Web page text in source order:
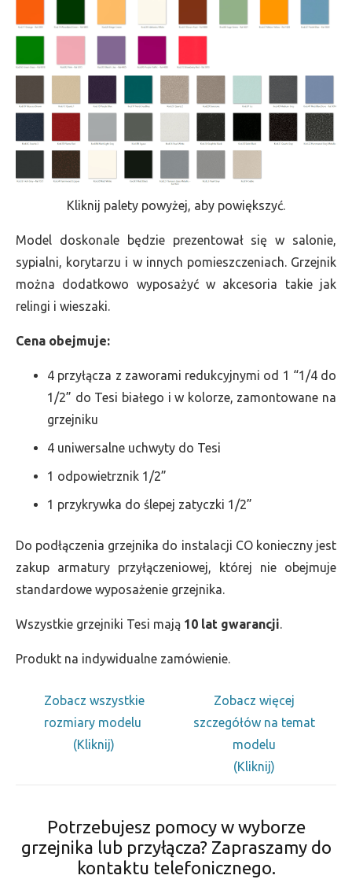
Kliknij palety powyżej, aby powiększyć.
Model doskonale będzie prezentował się w salonie,
sypialni, korytarzu i w innych pomieszczeniach. Grzejnik
można dodatkowo wyposażyć w akcesoria takie jak
relingi i wieszaki.
Cena obejmuje:
4 przyłącza z zaworami redukcyjnymi od 1 “1/4 do
1/2” do Tesi białego i w kolorze, zamontowane na
grzejniku
4 uniwersalne uchwyty do Tesi
1 odpowietrznik 1/2”
1 przykrywka do ślepej zatyczki 1/2”
Do podłączenia grzejnika do instalacji CO konieczny jest
zakup armatury przyłączeniowej, której nie obejmuje
standardowe wyposażenie grzejnika.
Wszystkie grzejniki Tesi mają 10 lat gwarancji.
Produkt na indywidualne zamówienie.
Zobacz wszystkie
rozmiary modelu
(Kliknij)
Zobacz więcej
szczegółów na temat
modelu
(Kliknij)
Potrzebujesz pomocy w wyborze
grzejnika lub przyłącza? Zapraszamy do
kontaktu telefonicznego.